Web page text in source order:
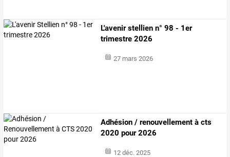
L'avenir stellien n° 98 - 1er
trimestre 2026
27 mars 2026
Adhésion / renouvellement à cts
2020 pour 2026
12 déc. 2025